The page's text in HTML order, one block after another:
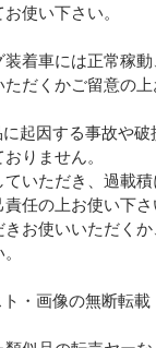
使い下さい。
着車には正常稼動
だくかご留意の上
起因する事故や破
りません。
いただき、過載
任の上お使い下さ
きお使いいただく
・画像の無断転載